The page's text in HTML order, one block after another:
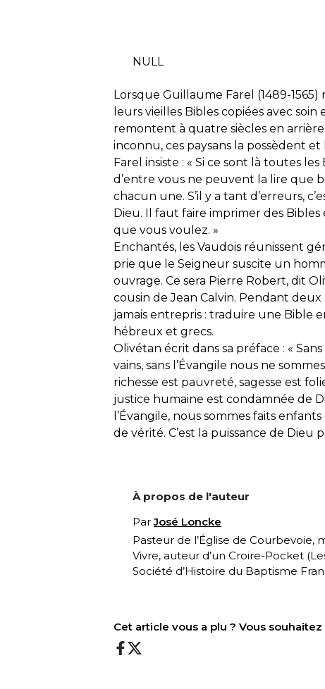
NULL
Lorsque Guillaume Farel (1489-
leurs vieilles Bibles copiées avec
remontent à quatre siècles en
inconnu, ces paysans la possèdent
Farel insiste : « Si ce sont là toutes
d’entre vous ne peuvent la lire que
chacun une. S’il y a tant d’erreurs,
Dieu. Il faut faire imprimer des
que vous voulez. »
Enchantés, les Vaudois réunissent
prie que le Seigneur suscite un
ouvrage. Ce sera Pierre Robert, dit
cousin de Jean Calvin. Pendant deux
jamais entrepris : traduire une Bible
hébreux et grecs.
Olivétan écrit dans sa préface : «
vains, sans l’Évangile nous ne
richesse est pauvreté, sagesse est
justice humaine est condamnée de
l’Évangile, nous sommes faits
de vérité. C’est la puissance de Dieu
À propos de l'auteur
ParJosé Loncke
Pasteur de l’Église de
Vivre, auteur d’un Croire-Pocket (
Société d’Histoire du Baptisme
Cet article vous a plu ? Vous